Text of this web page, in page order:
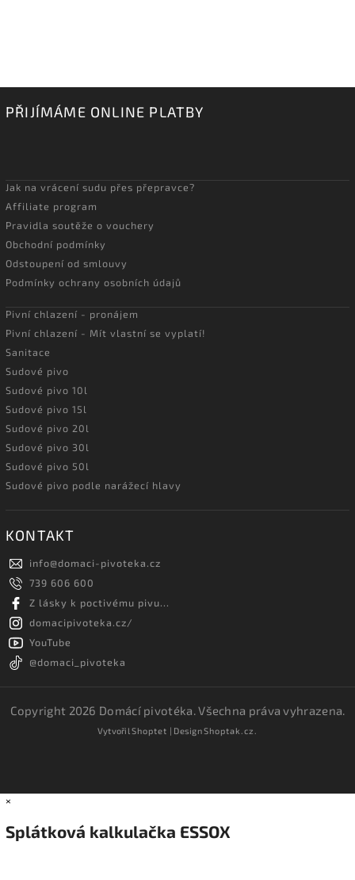
PŘIJÍMÁME ONLINE PLATBY
Jak na vrácení sudu přes přepravce?
Affiliate program
Pravidla soutěže o vouchery
Obchodní podmínky
Odstoupení od smlouvy
Podmínky ochrany osobních údajů
Pivní chlazení - pronájem
Pivní chlazení - Mít vlastní se vyplatí!
Sanitace
Sudové pivo
Sudové pivo 10l
Sudové pivo 15l
Sudové pivo 20l
Sudové pivo 30l
Sudové pivo 50l
Sudové pivo podle narážecí hlavy
KONTAKT
info@domaci-pivoteka.cz
739 606 600
Z lásky k poctivému pivu...
domacipivoteka.cz/
YouTube
@domaci_pivoteka
Copyright 2026 Domácí pivotéka. Všechna práva vyhrazena.
VytvořilShoptet | DesignShoptak.cz.
×
Splátková kalkulačka ESSOX